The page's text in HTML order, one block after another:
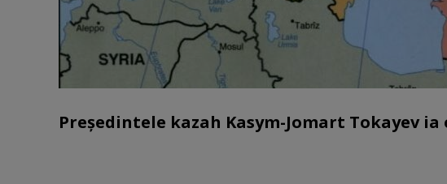
Președintele kazah Kasym-Jomart Tokayev